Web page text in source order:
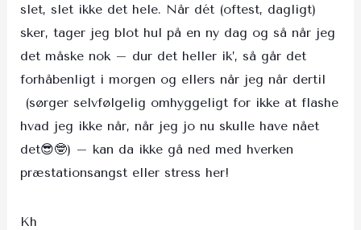
slet, slet ikke det hele. Når dét (oftest, dagligt)
sker, tager jeg blot hul på en ny dag og så når jeg
det måske nok – dur det heller ik’, så går det
forhåbenligt i morgen og ellers når jeg når dertil
(sørger selvfølgelig omhyggeligt for ikke at flashe
hvad jeg ikke når, når jeg jo nu skulle have nået
det😎🤓) – kan da ikke gå ned med hverken
præstationsangst eller stress her!
Kh